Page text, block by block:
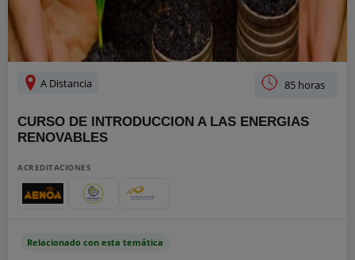
A Distancia 85 horas
CURSO DE INTRODUCCION A LAS ENERGIAS
RENOVABLES
ACREDITACIONES
Relacionado con esta temática